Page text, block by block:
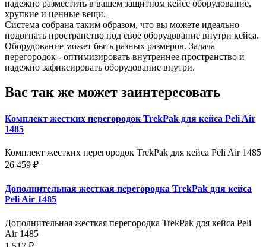
надежно разместить в вашем защитном кейсе оборудование,
хрупкие и ценные вещи.
Система собрана таким образом, что вы можете идеально
подогнать пространство под свое оборудование внутри кейса.
Оборудование может быть разных размеров. Задача
перегородок - оптимизировать внутреннее пространство и
надежно зафиксировать оборудование внутри.
Вас так же может заинтересовать
Комплект жестких перегородок TrekPak для кейса Peli Air
1485
Комплект жестких перегородок TrekPak для кейса Peli Air 1485
26 459 ₽
Дополнительная жесткая перегородка TrekPak для кейса
Peli Air 1485
Дополнительная жесткая перегородка TrekPak для кейса Peli
Air 1485